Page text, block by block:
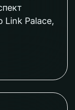
Link Palace,